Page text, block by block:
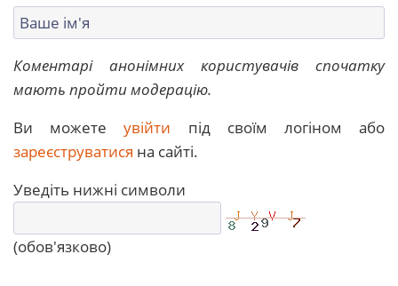
Коментарі анонімних користувачів спочатку
мають пройти модерацію.
Ви можетеувійти під своїм логіном або
зареєструватися на сайті.
Уведіть нижні символи
(обов'язково)